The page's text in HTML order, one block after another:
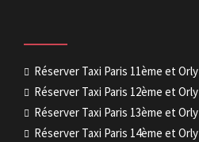
Réserver Taxi Paris 11ème et Orly
Réserver Taxi Paris 12ème et Orly
Réserver Taxi Paris 13ème et Orly
Réserver Taxi Paris 14ème et Orly